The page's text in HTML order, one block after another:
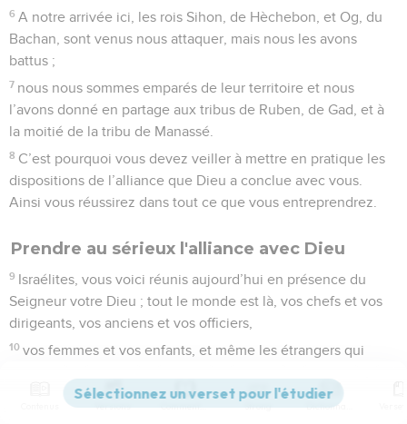
6 A notre arrivée ici, les rois Sihon, de Hèchebon, et Og, du
Bachan, sont venus nous attaquer, mais nous les avons
battus ;
7 nous nous sommes emparés de leur territoire et nous
l’avons donné en partage aux tribus de Ruben, de Gad, et à
la moitié de la tribu de Manassé.
8 C’est pourquoi vous devez veiller à mettre en pratique les
dispositions de l’alliance que Dieu a conclue avec vous.
Ainsi vous réussirez dans tout ce que vous entreprendrez.
Prendre au sérieux l'alliance avec Dieu
9 Israélites, vous voici réunis aujourd’hui en présence du
Seigneur votre Dieu ; tout le monde est là, vos chefs et vos
dirigeants, vos anciens et vos officiers,
10 vos femmes et vos enfants, et même les étrangers qui
couper du bois ou de puiser de l’eau pour vous.
Versions Commentaires Strong